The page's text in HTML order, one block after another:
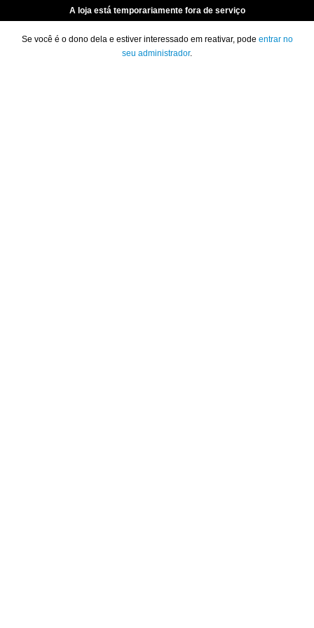
A loja está temporariamente fora de serviço
Se você é o dono dela e estiver interessado em reativar, pode entrar no
seu administrador.